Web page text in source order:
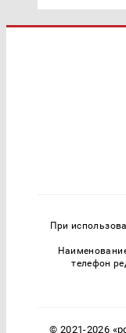
При
телефон
© 2021-2026